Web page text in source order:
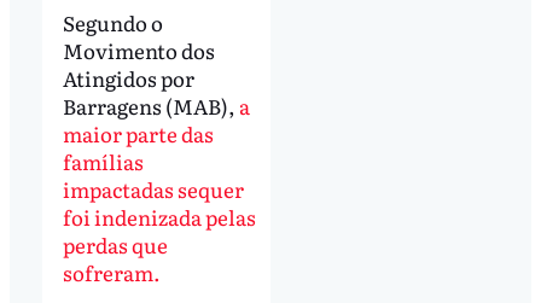
Segundo o
Movimento dos
Atingidos por
Barragens (MAB), a
maior parte das
famílias
impactadas sequer
foi indenizada pelas
perdas que
sofreram.